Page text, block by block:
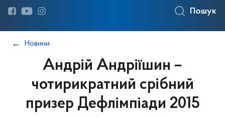
Пошук
Новини
Андрій Андріїшин –
чотирикратний срібний
призер Дефлімпіади 2015